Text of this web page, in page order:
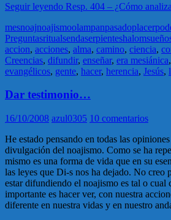
Seguir leyendo Resp. 404 – ¿Cómo
mesnoajnoajismoolampanpasadoplacer
Preguntasritualsendaserpienteshalomsueño
accion, acciones, alma, camino, ciencia,
Creencias, difundir, enseñar, era mesiánica,
evangélicos, gente, hacer, herencia, Jesús,
Dar testimonio…
16/10/2008 azul0305 10 comentarios
He estado pensando en todas las
divulgación del noajismo. Como se ha
mismo es una forma de vida que en su
las leyes que Di-s nos ha dejado. No creo
estar difundiendo el noajismo es tal o cual
importante es hacer ver, con nuestra
diferente en nuestra vidas y en nuestro